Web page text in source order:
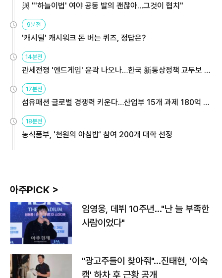
與 "'하늘이법' 여야 공동 발의 괜찮아…그것이 협치"
9분전
'캐시딜' 캐시워크 돈 버는 퀴즈, 정답은?
14분전
관세전쟁 '엔드게임' 윤곽 나오나…한국 新통상정책 교두보 활
17분전
섬유패션 글로벌 경쟁력 키운다…산업부 15개 과제 180억 지
18분전
농식품부, '천원의 아침밥' 참여 200개 대학 선정
아주PICK >
임영웅, 데뷔 10주년…"난 늘 부족한
사람이었다"
"광고주들이 찾아줘"…진태현, '이숙
캠' 하차 후 근황 공개